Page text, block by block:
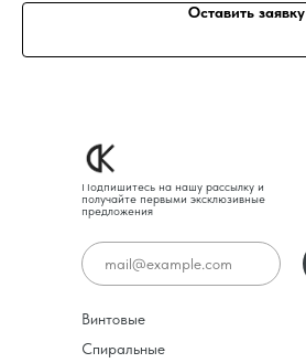
Оставить заявку
Подпишитесь на нашу рассылку и
получайте первыми эксклюзивные
предложения
Винтовые
Спиральные